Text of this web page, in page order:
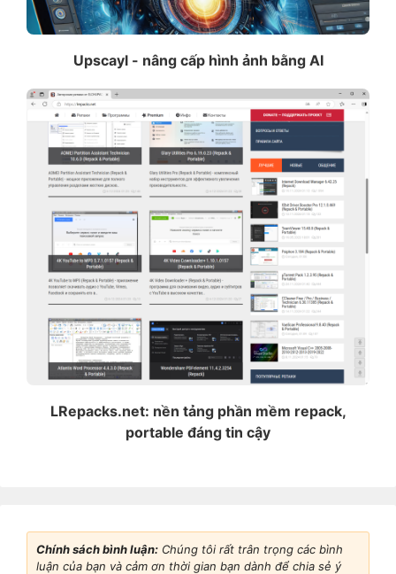
Upscayl - nâng cấp hình ảnh bằng AI
LRepacks.net: nền tảng phần mềm repack,
portable đáng tin cậy
Chính sách bình luận: Chúng tôi rất trân trọng các bình
luận của bạn và cảm ơn thời gian bạn dành để chia sẻ ý